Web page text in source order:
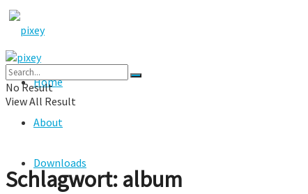
Home
About
Downloads
No Result
View All Result
Schlagwort: album